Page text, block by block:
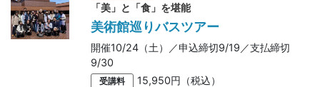
「美」と「食」を堪能
美術館巡りバスツアー
開催10/24（土）／申込締切9/19／支払締切
9/30
受講料 15,950円（税込）